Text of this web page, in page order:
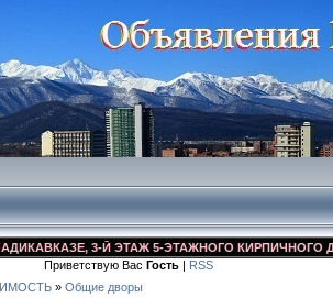
3-Й ЭТАЖ 5-ЭТАЖНОГО КИРПИЧНОГО
Приветствую Вас Гость | RSS
» Общие дворы